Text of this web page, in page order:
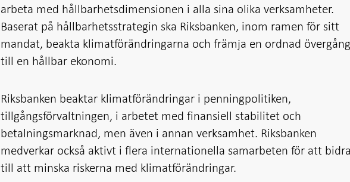
arbeta med hållbarhetsdimensionen i alla sina olika verksamheter.
Baserat på hållbarhetsstrategin ska Riksbanken, inom ramen för sitt
mandat, beakta klimatförändringarna och främja en ordnad
till en hållbar ekonomi.
Riksbanken beaktar klimatförändringar i penningpolitiken,
tillgångsförvaltningen, i arbetet med finansiell stabilitet och
betalningsmarknad, men även i annan verksamhet. Riksbanken
medverkar också aktivt i flera internationella samarbeten för att
till att minska riskerna med klimatförändringar.